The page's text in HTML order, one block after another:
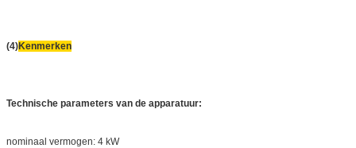
(4)Kenmerken
Technische parameters van de apparatuur:
nominaal vermogen: 4 kW